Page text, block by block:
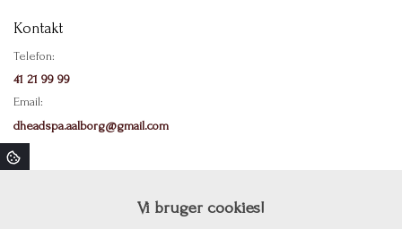
Kontakt
Telefon:
41 21 99 99
Email:
dheadspa.aalborg@gmail.com
Vi bruger cookies!